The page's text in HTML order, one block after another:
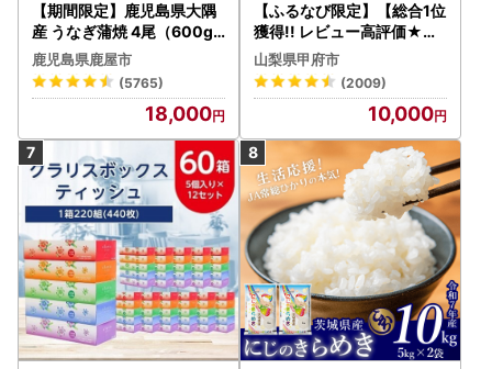
【期間限定】鹿児島県大隅
産 うなぎ蒲焼 4尾（600g
） KN007-004-04-cp18
うなぎ 鰻 魚 惣菜 総菜
鹿児島県鹿屋市
(5765)
18,000
【ふるなび限定】【総合1位
獲得!! レビュー高評価★】
〈2026年度配送分〉山梨
県産 シャインマスカット 2
～3房（1.0kg以上）シャイ
ン フルーツ FN-Limited-S
P
山梨県甲府市
(2009)
10,000